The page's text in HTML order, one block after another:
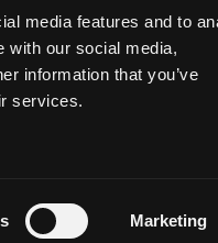
media features and to
with our social media,
information that you’ve
services.
Marketing
Graphics
derechos reservados.
Español